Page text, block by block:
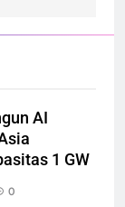
AI
1 GW
0